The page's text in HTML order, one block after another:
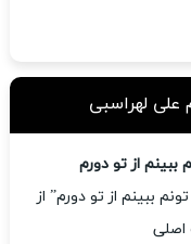
علی لهراسبی
از تو دورم
ببینم از تو دورم” از
اصلی